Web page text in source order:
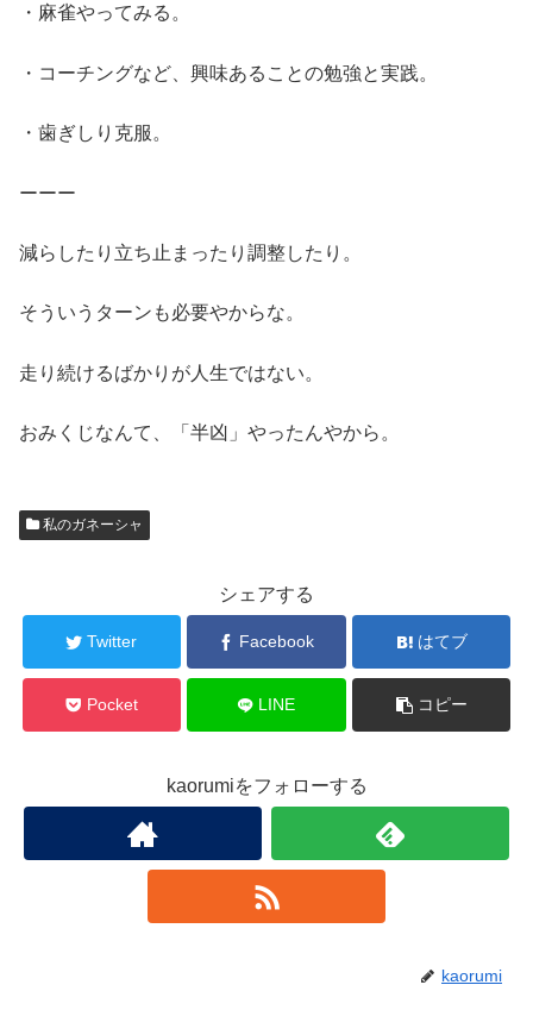
・麻雀やってみる。
・コーチングなど、興味あることの勉強と実践。
・歯ぎしり克服。
ーーー
減らしたり立ち止まったり調整したり。
そういうターンも必要やからな。
走り続けるばかりが人生ではない。
おみくじなんて、「半凶」やったんやから。
私のガネーシャ
シェアする
Twitter Facebook はてブ
Pocket LINE コピー
kaorumiをフォローする
kaorumi